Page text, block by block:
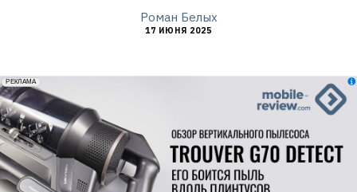
Роман Белых
17 ИЮНЯ 2025
erid: 2VfnxxmNzs5
РЕКЛАМА